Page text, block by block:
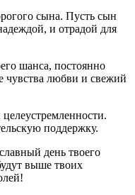
сына. Пусть сын
и отрадой для
шанса, постоянно
чувства любви и свежий
поддержку.
день твоего
выше твоих